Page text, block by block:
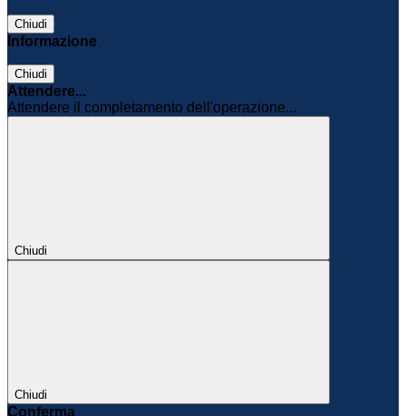
Chiudi
Informazione
Chiudi
Attendere...
Attendere il completamento dell'operazione...
Chiudi
Chiudi
Conferma